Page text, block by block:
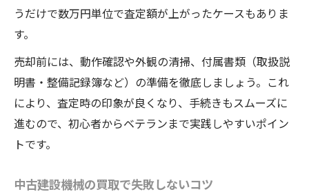
うだけで数万円単位で査定額が上がったケースもありま
す。
売却前には、動作確認や外観の清掃、付属書類（取扱説
明書・整備記録簿など）の準備を徹底しましょう。これ
により、査定時の印象が良くなり、手続きもスムーズに
進むので、初心者からベテランまで実践しやすいポイン
トです。
中古建設機械の買取で失敗しないコツ